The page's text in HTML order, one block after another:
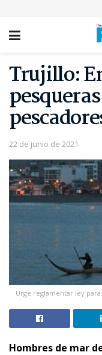
Trujillo:
22 de junio de 2021
Urge reglamentar ley
Hombres de mar